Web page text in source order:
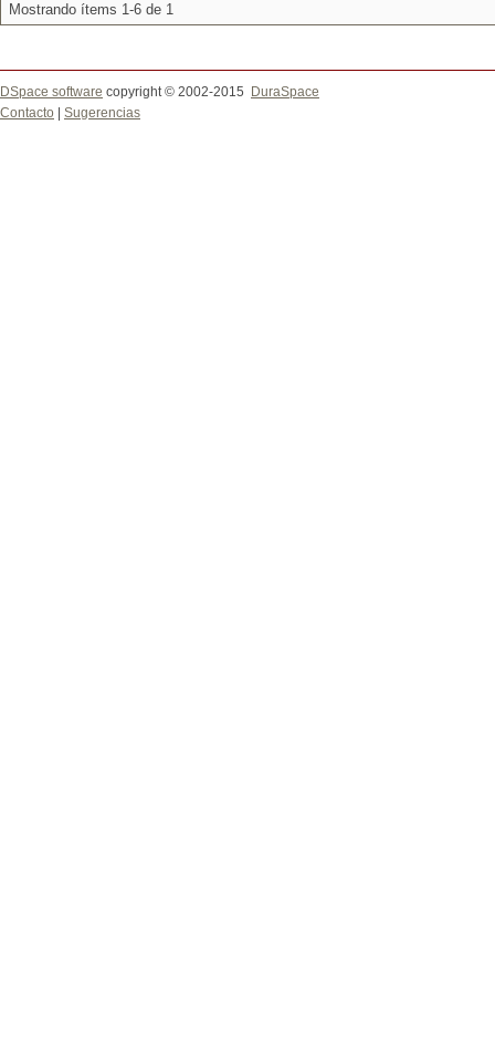
Mostrando ítems 1-6 de 1
DSpace software copyright © 2002-2015
DuraSpace
Contacto
Sugerencias